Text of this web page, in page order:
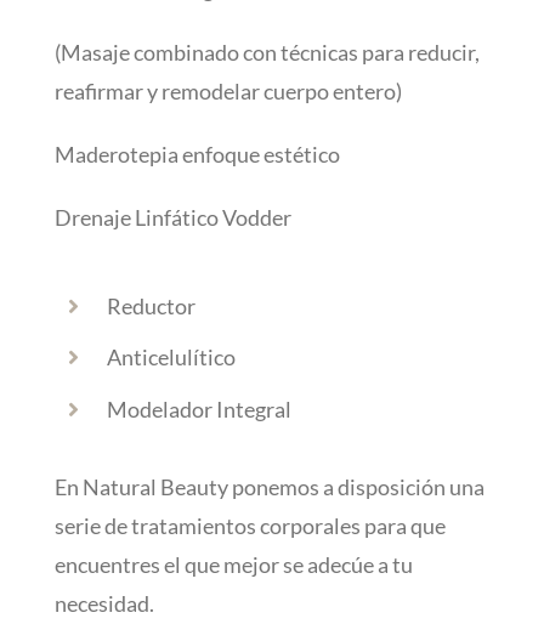
(Masaje combinado con técnicas para reducir,
reafirmar y remodelar cuerpo entero)
Maderotepia enfoque estético
Drenaje Linfático Vodder
Reductor
Anticelulítico
Modelador Integral
En Natural Beauty ponemos a disposición una
serie de tratamientos corporales para que
encuentres el que mejor se adecúe a tu
necesidad.